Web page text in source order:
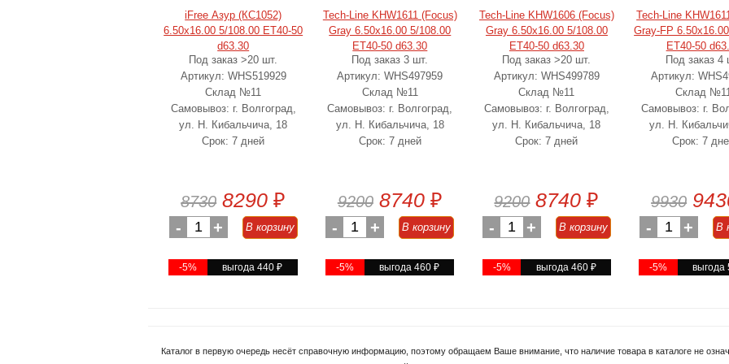
iFree Азур (КС1052)
6.50x16.00 5/108.00 ET40-50
d63.30
Под заказ >20 шт.
Артикул: WHS519929
Склад №11
Самовывоз: г. Волгоград,
ул. Н. Кибальчича, 18
Срок: 7 дней
8730 8290 ₽
- 1 + В корзину
-5% выгода 440₽
Tech-Line KHW1611 (Focus)
Gray 6.50x16.00 5/108.00
ET40-50 d63.30
Под заказ 3 шт.
Артикул: WHS497959
Склад №11
Самовывоз: г. Волгоград,
ул. Н. Кибальчича, 18
Срок: 7 дней
9200 8740 ₽
- 1 + В корзину
-5% выгода 460₽
Tech-Line KHW1606 (Focus)
Gray 6.50x16.00 5/108.00
ET40-50 d63.30
Под заказ >20 шт.
Артикул: WHS499789
Склад №11
Самовывоз: г. Волгоград,
ул. Н. Кибальчича, 18
Срок: 7 дней
9200 8740 ₽
- 1 + В корзину
-5% выгода 460 ₽
Tech-Line
Gray-FP
ET40-50
Под заказ 4
Артикул:
Склад
Самовывоз: г.
ул. Н.
Срок: 7
9930
- 1 + В
-5%
Каталог в первую очередь несёт справочную информацию, поэтому обращаем Ваше внимание, что наличие товара в каталоге не